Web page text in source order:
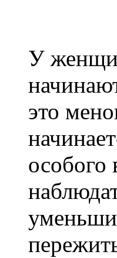
У
это
особого